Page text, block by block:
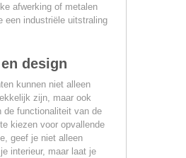
afwerking of metalen
een industriële uitstraling
design
kunnen niet alleen
zijn, maar ook
de functionaliteit van de
kiezen voor opvallende
geef je niet alleen
interieur, maar laat je